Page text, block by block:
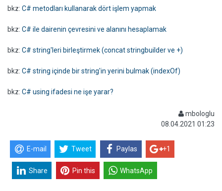
bkz: C# metodları kullanarak dört işlem yapmak
bkz: C# ile dairenin çevresini ve alanını hesaplamak
bkz: C# string'leri birleştirmek (concat stringbuilder ve +)
bkz: C# string içinde bir string'in yerini bulmak (indexOf)
bkz: C# using ifadesi ne işe yarar?
mbologlu
08.04.2021 01:23
E-mail Tweet Paylas +1
Share Pin this WhatsApp